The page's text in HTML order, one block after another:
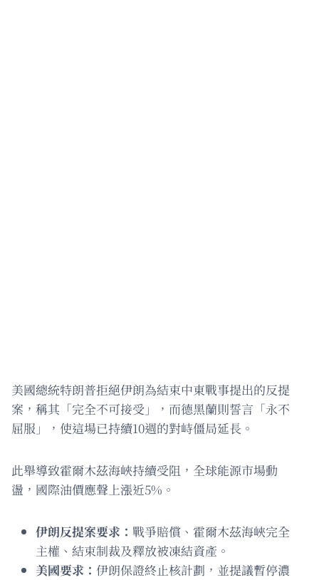
美國總統特朗普拒絕伊朗為結束中東戰事提出的反提
案，稱其「完全不可接受」，而德黑蘭則誓言「永不
屈服」，使這場已持續10週的對峙僵局延長。
此舉導致霍爾木茲海峽持續受阻，全球能源市場動
盪，國際油價應聲上漲近5%。
伊朗反提案要求： 戰爭賠償、霍爾木茲海峽完全
主權、結束制裁及釋放被凍結資產。
美國要求： 伊朗保證終止核計劃，並提議暫停濃